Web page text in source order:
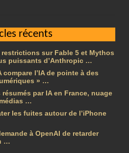
récents
sur Fable 5 et Mythos
puissants d’Anthropic …
compare l’IA de pointe à des
» …
par IA en France, nuage
…
les fuites autour de l’iPhone
à OpenAI de retarder
…